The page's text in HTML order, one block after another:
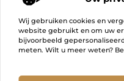
Wij gebruiken cookies en
website gebruikt en om uw
bijvoorbeeld
meten. Wilt u meer weten?